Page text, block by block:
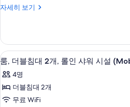
개,
동
약
자
지
원,
욕
자세히 보기
룸,
대
개,
이
동
약
지
룸,
더
블
침
고급
5
룸, 더블침대 2개, 롤인 샤워 시설
4명
더블침대 2개
무료 WiFi